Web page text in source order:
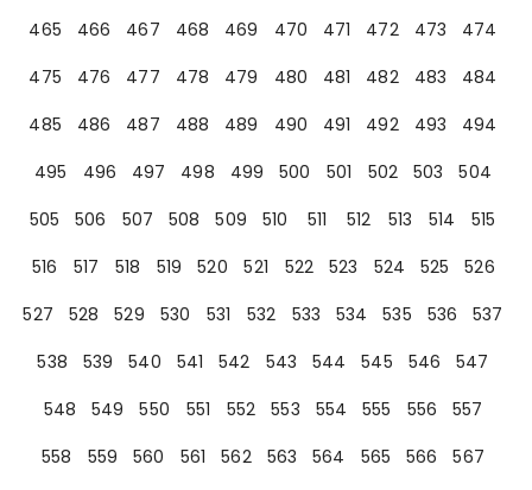
465
466 467 468 469 470 471 472 473
474
475
476 477 478 479 480 481 482 483
484
485
486 487 488 489 490 491 492 493
494
495
496 497 498 499 500 501 502 503
504
505
506 507 508 509 510 511 512 513 514
515
516
517 518 519 520 521 522 523 524 525
526
527
528 529 530 531 532 533 534 535 536
537
538
539 540 541 542 543 544 545 546
547
548
549 550 551 552 553 554 555 556
557
558
559 560 561 562 563 564 565 566
567